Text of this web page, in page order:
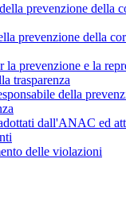
prevenzione della
prevenzione della
la prevenzione e la
trasparenza
della
dall'ANAC ed
delle violazioni